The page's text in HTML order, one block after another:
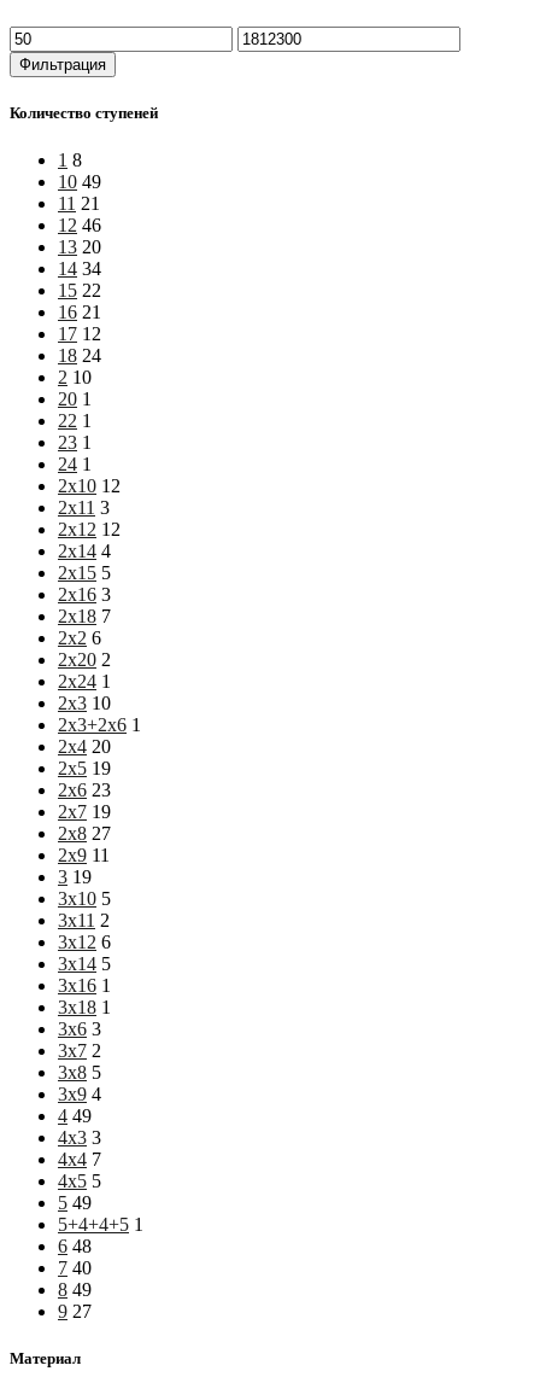
Минимальная
цена
Максимальная
цена
Фильтрация
Количество ступеней
1 8
10 49
11 21
12 46
13 20
14 34
15 22
16 21
17 12
18 24
2 10
20 1
22 1
23 1
24 1
2х10 12
2х11 3
2х12 12
2х14 4
2х15 5
2х16 3
2х18 7
2х2 6
2х20 2
2х24 1
2х3 10
2х3+2х6 1
2х4 20
2х5 19
2х6 23
2х7 19
2х8 27
2х9 11
3 19
3х10 5
3х11 2
3х12 6
3х14 5
3х16 1
3х18 1
3х6 3
3х7 2
3х8 5
3х9 4
4 49
4х3 3
4х4 7
4х5 5
5 49
5+4+4+5 1
6 48
7 40
8 49
9 27
Материал